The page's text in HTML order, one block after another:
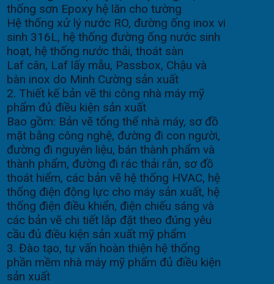
thống sơn Epoxy hệ lăn cho tường
Hệ thống xử lý nước RO, đường ống inox vi
sinh 316L, hệ thống đường ống nước sinh
hoạt, hệ thống nước thải, thoát sàn
Laf cân, Laf lấy mẫu, Passbox, Chậu và
bàn inox do Minh Cường sản xuất
2. Thiết kế bản vẽ thi công nhà máy mỹ
phẩm đủ điều kiện sản xuất
Bao gồm: Bản vẽ tổng thể nhà máy, sơ đồ
mặt bằng công nghệ, đường đi con người,
đường đi nguyên liệu, bán thành phẩm và
thành phẩm, đường đi rác thải rắn, sơ đồ
thoát hiểm, các bản vẽ hệ thống HVAC, hệ
thống điện động lực cho máy sản xuất, hệ
thống điện điều khiển, điện chiếu sáng và
các bản vẽ chi tiết lắp đặt theo đúng yêu
cầu đủ điều kiện sản xuất mỹ phẩm
3. Đào tạo, tự vấn hoàn thiện hệ thống
phần mềm nhà máy mỹ phẩm đủ điều kiện
sản xuất